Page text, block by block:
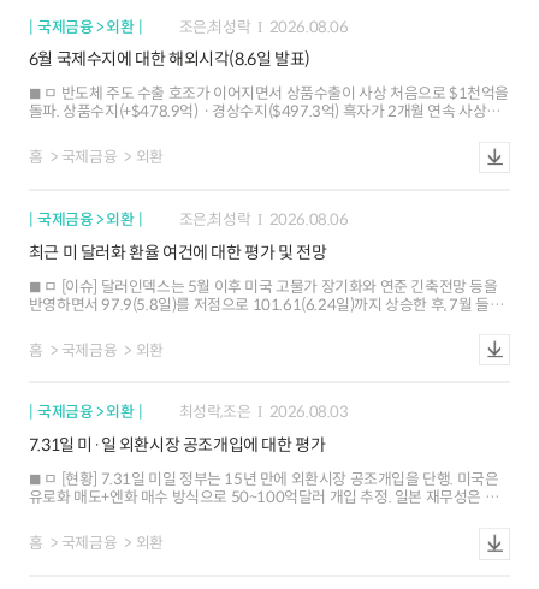
국제금융 > 외환 조은,최성락 2026.08.06
6월 국제수지에 대한 해외시각(8.6일 발표)
ㅁ 반도체 주도 수출 호조가 이어지면서 상품수출이 사상 처음으로 $1천억을
돌파. 상품수지(+$478.9억)ㆍ경상수지($497.3억) 흑자가 2개월 연속 사상
지속될 것으로 전망하는 가운데, 외국인 주식자금 순유입 재개 가능성도
존재하는 것으로 평가 ㅁ 경상수지 흑자의 호조 지속과 외국인 주식자금 재유입
홈 국제금융 외환
국제금융 > 외환 조은,최성락 2026.08.06
최근 미 달러화 환율 여건에 대한 평가 및 전망
ㅁ [이슈] 달러인덱스는 5월 이후 미국 고물가 장기화와 연준 긴축전망 등을
반영하면서 97.9(5.8일)를 저점으로 101.61(6.24일)까지 상승한 후, 7월 들어
둔화 등에 따른 연준의 연내 긴축 전망 후퇴와 엔화 강세 등이 달러화 약세
압력으로 작용 ㅇ 다만 중동지역 긴장 지속에 따른 고유가 고착화 우려, 미국
달러화 향방을 주도. AI 산업 사이클도 달러화의 주요 동인으로 부상 ㅇ
통화정책 및 금리차 전망의 불확실성이 높아졌으나, 대체로 미국과 주요국 간
금리차가 크게 확대되기는 어려운 여건 ㅇ (경제흐름 강세요인) 미국
고용ㆍ심리지표가 일시적으로 부진한 흐름을 보이면서 성장둔화 우려가
제기되었지만, 상대적 성장 우위에 대한 전망이 달러화를 지지 ㅇ (AI 이슈 단기
강세를 뒷받침하는 가운데, 증시 호조에 따른 자본유입도 달러화에 긍정적. 다만
홈 국제금융 외환
국제금융 > 외환 최성락,조은 2026.08.03
7.31일 미·일 외환시장 공조개입에 대한 평가
ㅁ [현황] 7.31일 미일 정부는 15년 만에 외환시장 공조개입을 단행. 미국은
유로화 매도+엔화 매수 방식으로 50~100억달러 개입 추정. 일본 재무성은 △
ㅇ 미일 공조개입은 `11년 3월 엔화 매도개입 이후 처음이며, 엔화
매수개입으로는 `98년 이후 처음 ㅁ [배경 및 평가] 미국 국채금리 상승세
홈 국제금융 외환